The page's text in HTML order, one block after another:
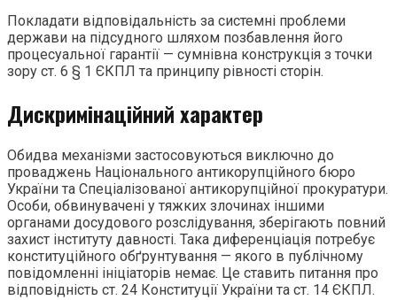
Покладати відповідальність за системні проблеми
держави на підсудного шляхом позбавлення його
процесуальної гарантії — сумнівна конструкція з точки
зору ст. 6 § 1 ЄКПЛ та принципу рівності сторін.
Дискримінаційний характер
Обидва механізми застосовуються виключно до
проваджень Національного антикорупційного бюро
України та Спеціалізованої антикорупційної прокуратури.
Особи, обвинувачені у тяжких злочинах іншими
органами досудового розслідування, зберігають повний
захист інституту давності. Така диференціація потребує
конституційного обґрунтування — якого в публічному
повідомленні ініціаторів немає. Це ставить питання про
відповідність ст. 24 Конституції України та ст. 14 ЄКПЛ.